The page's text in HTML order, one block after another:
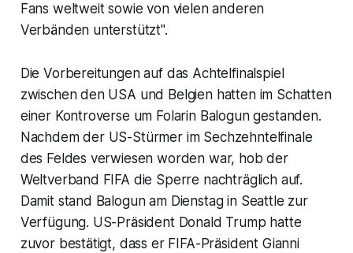
Fans weltweit sowie von vielen anderen
Verbänden unterstützt".
Die Vorbereitungen auf das Achtelfinalspiel
zwischen den USA und Belgien hatten im Schatten
einer Kontroverse um Folarin Balogun gestanden.
Nachdem der US-Stürmer im Sechzehntelfinale
des Feldes verwiesen worden war, hob der
Weltverband FIFA die Sperre nachträglich auf.
Damit stand Balogun am Dienstag in Seattle zur
Verfügung. US-Präsident Donald Trump hatte
zuvor bestätigt, dass er FIFA-Präsident Gianni